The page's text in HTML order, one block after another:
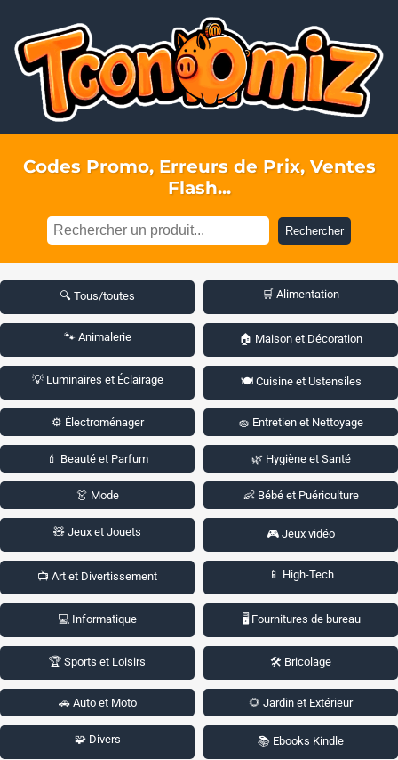
Codes Promo, Erreurs de Prix, Ventes
Flash...
Rechercher
🔍 Tous/toutes 🛒 Alimentation
🐾 Animalerie 🏠 Maison et Décoration
💡 Luminaires et Éclairage 🍽️ Cuisine et Ustensiles
⚙️ Électroménager 🧽 Entretien et Nettoyage
💄 Beauté et Parfum 🌿 Hygiène et Santé
👗 Mode 👶 Bébé et Puériculture
🧸 Jeux et Jouets 🎮 Jeux vidéo
📺 Art et Divertissement 📱 High-Tech
💻 Informatique 🖥️ Fournitures de bureau
🏆 Sports et Loisirs 🛠️ Bricolage
🚗 Auto et Moto 🌻 Jardin et Extérieur
🧩 Divers 📚 Ebooks Kindle